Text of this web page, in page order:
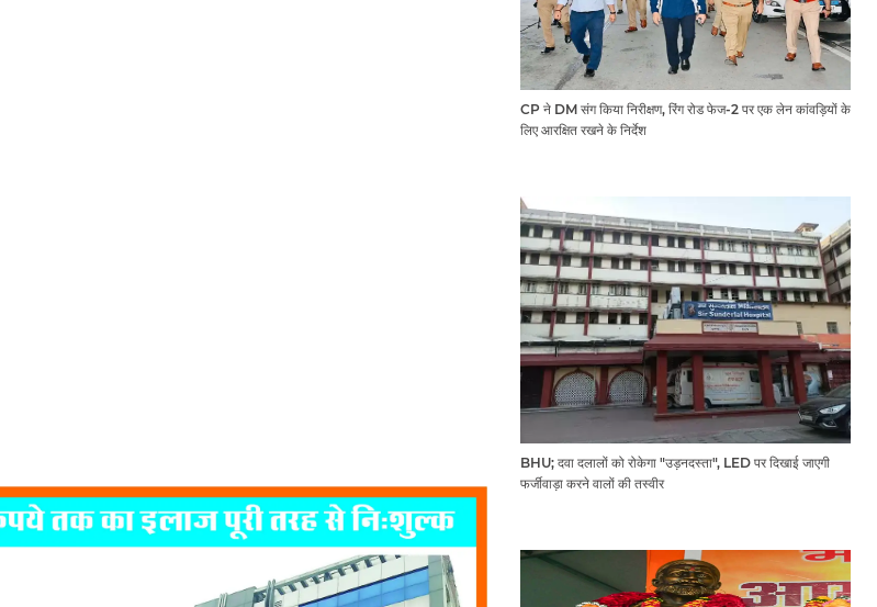
CP ने DM संग किया निरीक्षण, रिंग रोड फेज-2 पर एक लेन कांवड़ियों के
लिए आरक्षित रखने के निर्देश
BHU; दवा दलालों को रोकेगा "उड़नदस्ता", LED पर दिखाई जाएगी
फर्जीवाड़ा करने वालों की तस्वीर